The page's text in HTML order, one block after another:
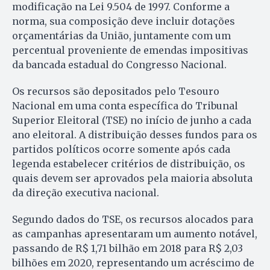
modificação na Lei 9.504 de 1997. Conforme a
norma, sua composição deve incluir dotações
orçamentárias da União, juntamente com um
percentual proveniente de emendas impositivas
da bancada estadual do Congresso Nacional.
Os recursos são depositados pelo Tesouro
Nacional em uma conta específica do Tribunal
Superior Eleitoral (TSE) no início de junho a cada
ano eleitoral. A distribuição desses fundos para os
partidos políticos ocorre somente após cada
legenda estabelecer critérios de distribuição, os
quais devem ser aprovados pela maioria absoluta
da direção executiva nacional.
Segundo dados do TSE, os recursos alocados para
as campanhas apresentaram um aumento notável,
passando de R$ 1,71 bilhão em 2018 para R$ 2,03
bilhões em 2020, representando um acréscimo de